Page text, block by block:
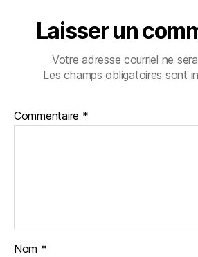
Laisser un
Votre adresse courriel ne
Les champs obligatoires sont
Commentaire *
Nom *